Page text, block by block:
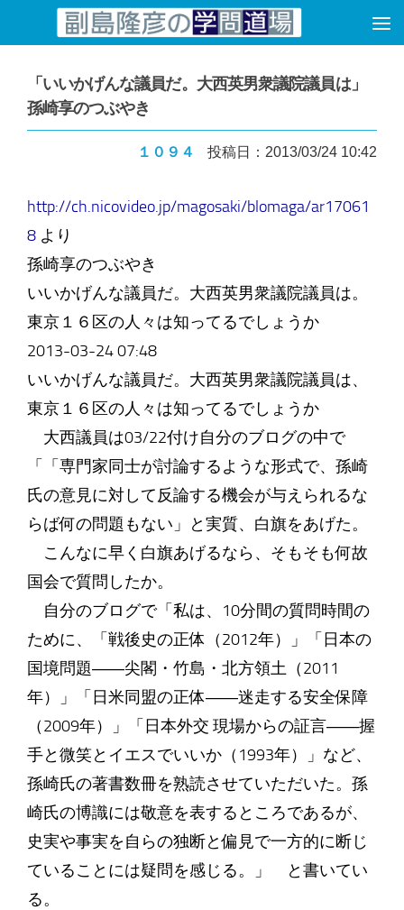
コンテンツへスキップ
「いいかげんな議員だ。大西英男衆議院議員は」
孫崎享のつぶやき
１０９４ 投稿日：2013/03/24 10:42
http://ch.nicovideo.jp/magosaki/blomaga/ar17061
8より
孫崎享のつぶやき
いいかげんな議員だ。大西英男衆議院議員は。
東京１６区の人々は知ってるでしょうか
2013-03-24 07:48
いいかげんな議員だ。大西英男衆議院議員は、
東京１６区の人々は知ってるでしょうか
大西議員は03/22付け自分のブログの中で
「「専門家同士が討論するような形式で、孫崎
氏の意見に対して反論する機会が与えられるな
らば何の問題もない」と実質、白旗をあげた。
こんなに早く白旗あげるなら、そもそも何故
国会で質問したか。
自分のブログで「私は、10分間の質問時間の
ために、「戦後史の正体（2012年）」「日本の
国境問題――尖閣・竹島・北方領土（2011
年）」「日米同盟の正体――迷走する安全保障
（2009年）」「日本外交 現場からの証言――握
手と微笑とイエスでいいか（1993年）」など、
孫崎氏の著書数冊を熟読させていただいた。孫
崎氏の博識には敬意を表するところであるが、
史実や事実を自らの独断と偏見で一方的に断じ
ていることには疑問を感じる。」 と書いてい
る。